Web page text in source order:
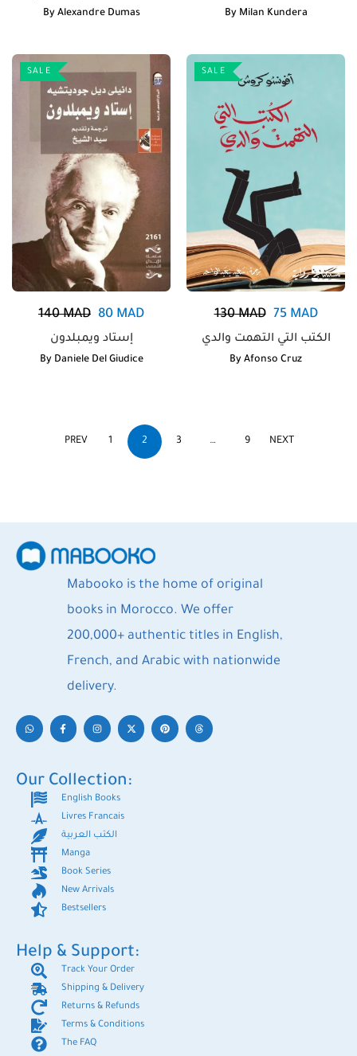
By Alexandre Dumas By Milan Kundera
SALE
140MAD 80 MAD
إستاد ويمبلدون
By Daniele Del Giudice
SALE
130MAD 75MAD
الكتب التي التهمت والدي
By Afonso Cruz
PREV 1 2 3 … 9 NEXT
Mabooko is the home of original
books in Morocco. We offer
200,000+ authentic titles in English,
French, and Arabic with nationwide
delivery.
Our Collection:
English Books
Livres Francais
الكتب العربية
Manga
Book Series
New Arrivals
Bestsellers
Help & Support:
Track Your Order
Shipping & Delivery
Returns & Refunds
Terms & Conditions
The FAQ